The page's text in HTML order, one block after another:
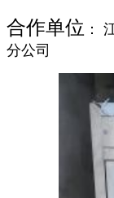
合作单位 ：
分公司